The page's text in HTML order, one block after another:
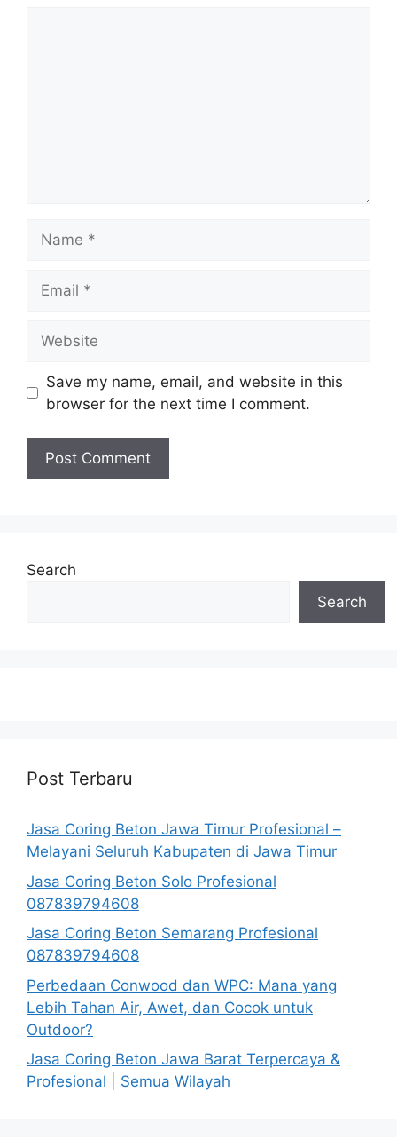
Save my name, email, and website in this
browser for the next time I comment.
Search
Search
Post Terbaru
Jasa Coring Beton Jawa Timur Profesional –
Melayani Seluruh Kabupaten di Jawa Timur
Jasa Coring Beton Solo Profesional
087839794608
Jasa Coring Beton Semarang Profesional
087839794608
Perbedaan Conwood dan WPC: Mana yang
Lebih Tahan Air, Awet, dan Cocok untuk
Outdoor?
Jasa Coring Beton Jawa Barat Terpercaya &
Profesional | Semua Wilayah